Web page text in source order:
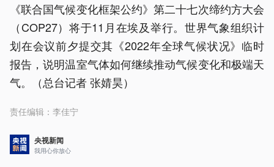
《联合国气候变化框架公约》第二十七次缔约方大会
（COP27）将于11月在埃及举行。世界气象组织计
划在会议前夕提交其《2022年全球气候状况》临时
报告，说明温室气体如何继续推动气候变化和极端天
气。（总台记者 张婧昊）
责任编辑： 李佳宁
央视新闻
我用心你放心